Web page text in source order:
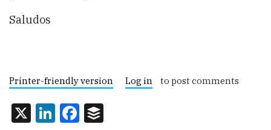
Saludos
Printer-friendly version Log in to post comments
X LinkedIn
Facebook